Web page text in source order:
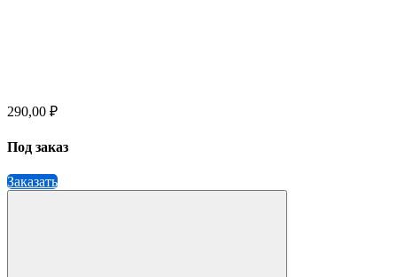
290,00 ₽
Под заказ
Заказать